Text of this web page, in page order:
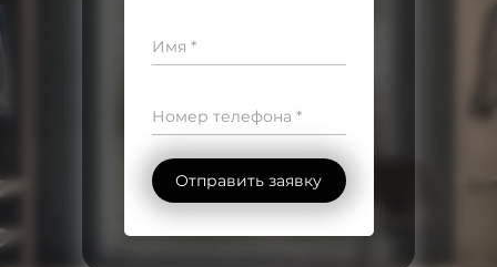
Имя *
Номер телефона *
Отправить заявку